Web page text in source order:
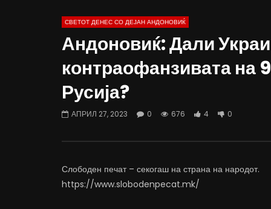
13:31
Андоновиќ: Опасност од нуклеарен
конфликт? Индија и Пакистан
повторно пред војна?
АПРИЛ 30, 2025
10:02
СВЕТОТ ДЕНЕС СО ДЕЈАН АНДОНОВИЌ
Андоновиќ: Дали
контраофанзивата на
Русија?
АПРИЛ 27, 2023 0 676 4 0
Слободен печат – секогаш на страна на народот.
https://www.slobodenpecat.mk/